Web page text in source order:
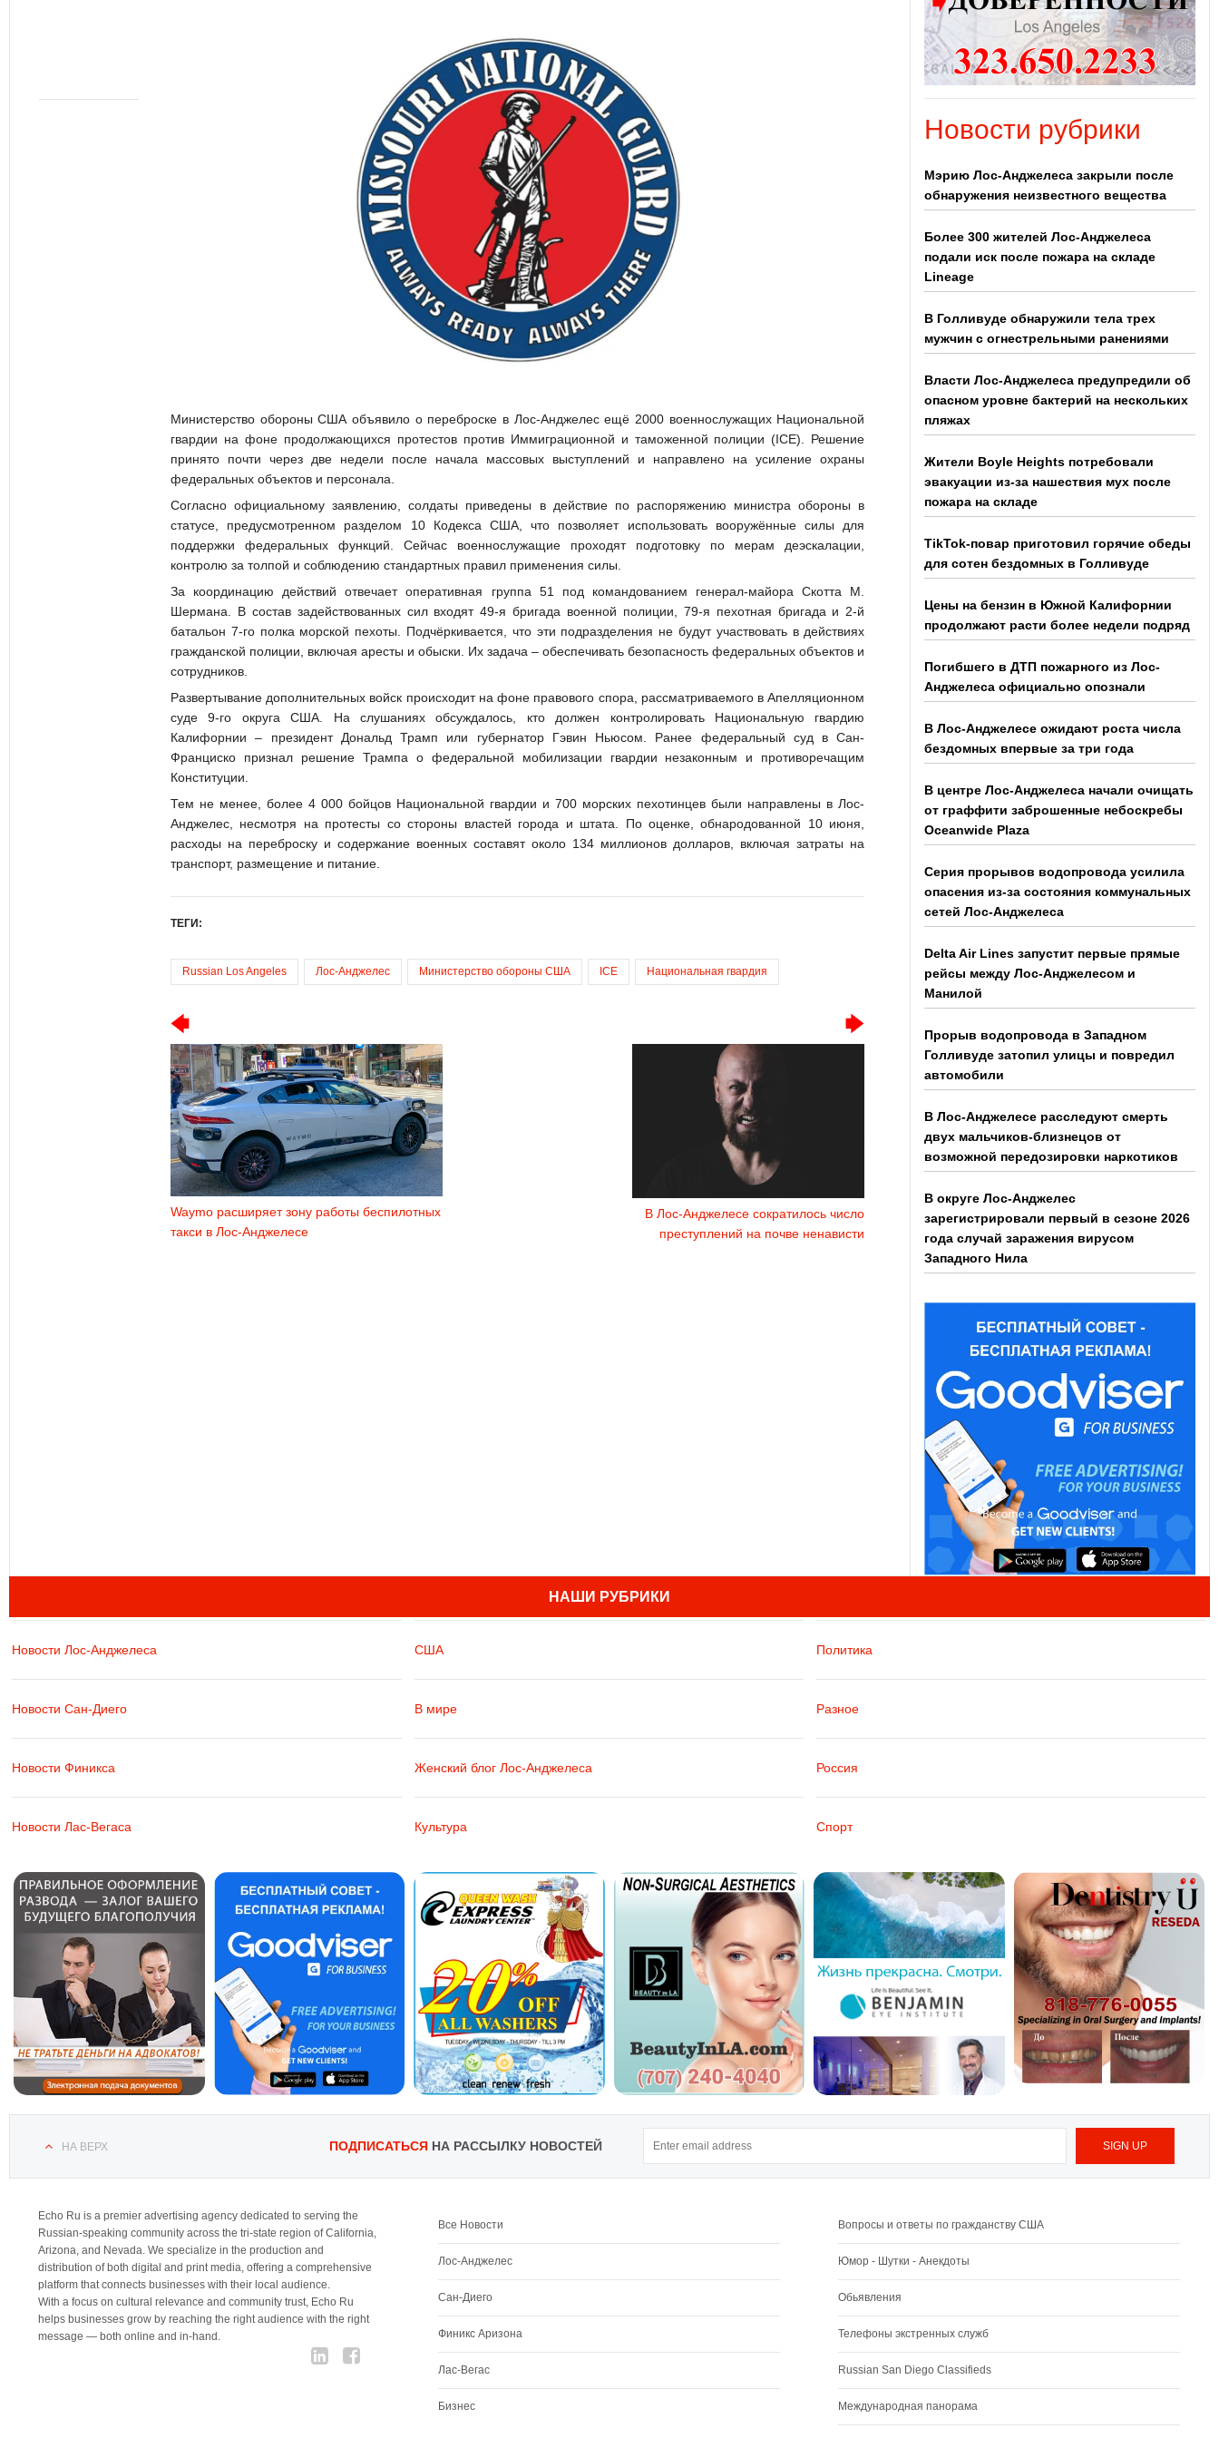
Министерство обороны США объявило о переброске в Лос-Анджелес ещё 2000 военнослужащих Национальной
гвардии на фоне продолжающихся протестов против Иммиграционной и таможенной полиции (ICE). Решение
принято почти через две недели после начала массовых выступлений и направлено на усиление охраны
федеральных объектов и персонала.
Согласно официальному заявлению, солдаты приведены в действие по распоряжению министра обороны в
статусе, предусмотренном разделом 10 Кодекса США, что позволяет использовать вооружённые силы для
поддержки федеральных функций. Сейчас военнослужащие проходят подготовку по мерам деэскалации,
контролю за толпой и соблюдению стандартных правил применения силы.
За координацию действий отвечает оперативная группа 51 под командованием генерал-майора Скотта М.
Шермана. В состав задействованных сил входят 49-я бригада военной полиции, 79-я пехотная бригада и 2-й
батальон 7-го полка морской пехоты. Подчёркивается, что эти подразделения не будут участвовать в действиях
гражданской полиции, включая аресты и обыски. Их задача – обеспечивать безопасность федеральных объектов и
сотрудников.
Развертывание дополнительных войск происходит на фоне правового спора, рассматриваемого в Апелляционном
суде 9-го округа США. На слушаниях обсуждалось, кто должен контролировать Национальную гвардию
Калифорнии – президент Дональд Трамп или губернатор Гэвин Ньюсом. Ранее федеральный суд в Сан-
Франциско признал решение Трампа о федеральной мобилизации гвардии незаконным и противоречащим
Конституции.
Тем не менее, более 4 000 бойцов Национальной гвардии и 700 морских пехотинцев были направлены в Лос-
Анджелес, несмотря на протесты со стороны властей города и штата. По оценке, обнародованной 10 июня,
расходы на переброску и содержание военных составят около 134 миллионов долларов, включая затраты на
транспорт, размещение и питание.
ТЕГИ:
Russian Los Angeles Лос-Анджелес Министерство обороны США ICE Национальная гвардия
Waymo расширяет зону работы беспилотных
такси в Лос-Анджелесе
В Лос-Анджелесе сократилось число
преступлений на почве ненависти
Новости рубрики
Мэрию Лос-Анджелеса закрыли после
обнаружения неизвестного вещества
Более 300 жителей Лос-Анджелеса
подали иск после пожара на складе
Lineage
В Голливуде обнаружили тела трех
мужчин с огнестрельными ранениями
Власти Лос-Анджелеса предупредили об
опасном уровне бактерий на нескольких
пляжах
Жители Boyle Heights потребовали
эвакуации из-за нашествия мух после
пожара на складе
TikTok-повар приготовил горячие обеды
для сотен бездомных в Голливуде
Цены на бензин в Южной Калифорнии
продолжают расти более недели подряд
Погибшего в ДТП пожарного из Лос-
Анджелеса официально опознали
В Лос-Анджелесе ожидают роста числа
бездомных впервые за три года
В центре Лос-Анджелеса начали очищать
от граффити заброшенные небоскребы
Oceanwide Plaza
Серия прорывов водопровода усилила
опасения из-за состояния коммунальных
сетей Лос-Анджелеса
Delta Air Lines запустит первые прямые
рейсы между Лос-Анджелесом и
Манилой
Прорыв водопровода в Западном
Голливуде затопил улицы и повредил
автомобили
В Лос-Анджелесе расследуют смерть
двух мальчиков-близнецов от
возможной передозировки наркотиков
В округе Лос-Анджелес
зарегистрировали первый в сезоне 2026
года случай заражения вирусом
Западного Нила
НАШИ РУБРИКИ
Новости Лос-Анджелеса
Новости Сан-Диего
Новости Финикса
Новости Лас-Вегаса
США
В мире
Женский блог Лос-Анджелеса
Культура
Политика
Разное
Россия
Спорт
НА ВЕРХ ПОДПИСАТЬСЯНА РАССЫЛКУ НОВОСТЕЙ
Echo Ru is a premier advertising agency dedicated to serving the
Russian-speaking community across the tri-state region of California,
Arizona, and Nevada. We specialize in the production and
distribution of both digital and print media, offering a comprehensive
platform that connects businesses with their local audience.
With a focus on cultural relevance and community trust, Echo Ru
helps businesses grow by reaching the right audience with the right
message — both online and in-hand.
Все Новости
Лос-Анджелес
Сан-Диего
Финикс Аризона
Лас-Вегас
Бизнес
Вопросы и ответы по гражданству США
Юмор - Шутки - Анекдоты
Обьявления
Телефоны экстренных служб
Russian San Diego Classifieds
Международная панорама